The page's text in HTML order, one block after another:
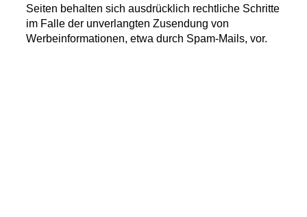
Seiten behalten sich ausdrücklich rechtliche Schritte
im Falle der unverlangten Zusendung von
Werbeinformationen, etwa durch Spam-Mails, vor.